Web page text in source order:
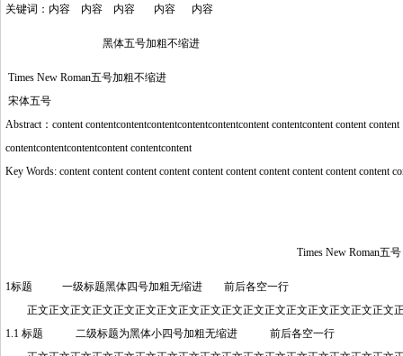
关键词：内容 内容 内容 内容 内容
黑体五号加粗不缩进
Times New Roman五号加粗不缩进
宋体五号
Abstract：content contentcontentcontentcontentcontentcontent contentcontent content content
contentcontentcontentcontent contentcontent
Key Words: content content content content content content content content content content
Times New Roman五号
1标题 一级标题黑体四号加粗无缩进 前后各空一行
正文正文正文正文正文正文正文正文正文正文正文正文正文正文正文正文正文
1.1 标题 二级标题为黑体小四号加粗无缩进 前后各空一行